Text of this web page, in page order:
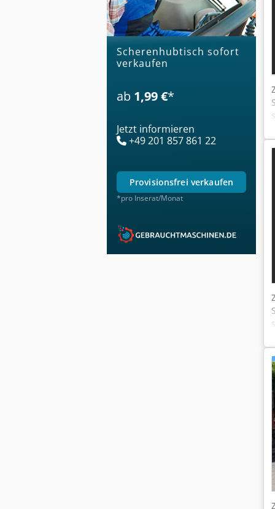
scherenhubtisch sofort
verkaufen
ab 1,99 €*
Jetzt informieren
+49 201 857 861 22
provisionsfrei verkaufen
*pro Inserat/Monat